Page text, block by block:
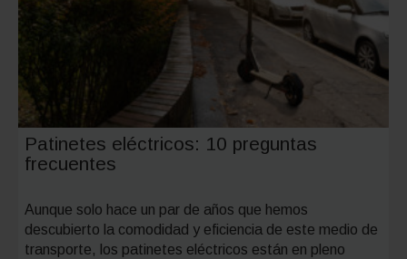
solar
Patinetes eléctricos: 10 preguntas
frecuentes
Aunque solo hace un par de años que hemos
descubierto la comodidad y eficiencia de este medio de
transporte, los patinetes eléctricos están en pleno